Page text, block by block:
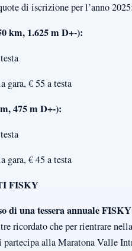
di iscrizione per l’anno 2025:
km, 1.625 m D+-):
gara, € 55 a testa
475 m D+-):
gara, € 45 a testa
FISKY
di una tessera annuale
ricordato che per rientrare
alla Maratona Valle